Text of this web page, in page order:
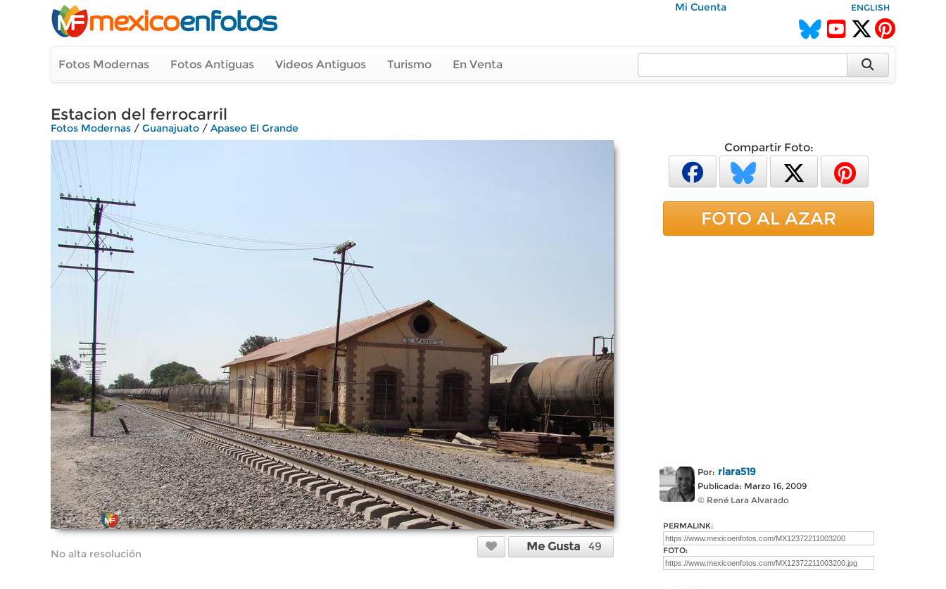
Mi Cuenta ENGLISH
Fotos Modernas Fotos Antiguas Videos Antiguos Turismo En Venta
Estacion del ferrocarril
Fotos Modernas / Guanajuato / Apaseo El Grande
No alta resolución
Me Gusta 49
Compartir Foto:
FOTO AL AZAR
Por: rlara519
Publicada: Marzo 16, 2009
© René Lara Alvarado
PERMALINK:
FOTO: